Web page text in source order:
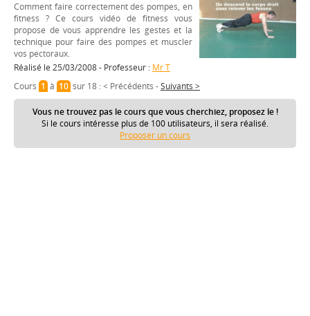
Comment faire correctement des pompes, en
fitness ? Ce cours vidéo de fitness vous
propose de vous apprendre les gestes et la
technique pour faire des pompes et muscler
vos pectoraux.
Réalisé le 25/03/2008 - Professeur : Mr T
Cours 1à 10sur 18 :< Précédents -Suivants >
Vous ne trouvez pas le cours que vous cherchiez, proposez le !
Si le cours intéresse plus de 100 utilisateurs, il sera réalisé.
Proposer un cours